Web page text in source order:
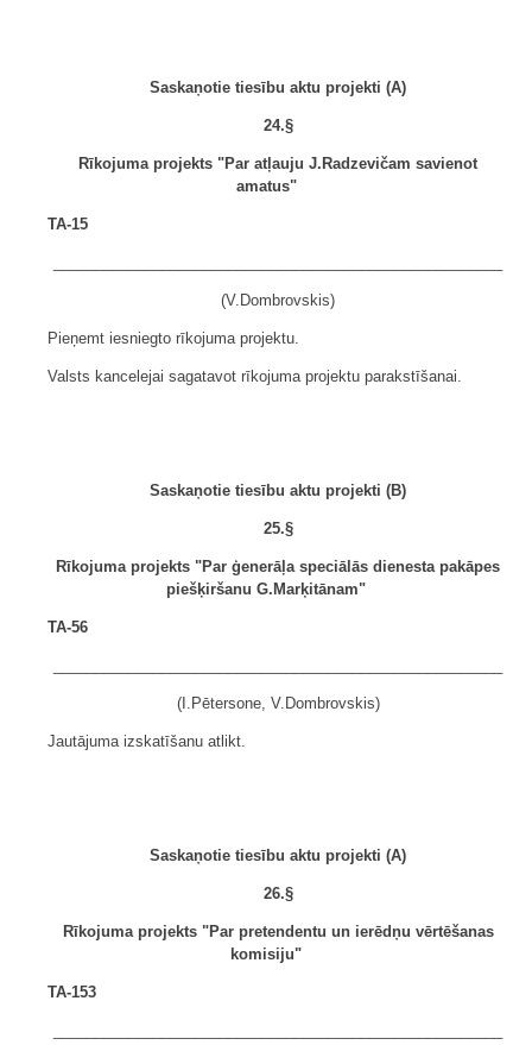
Saskaņotie tiesību aktu projekti (A)
24.§
Rīkojuma projekts "Par atļauju J.Radzevičam savienot
amatus"
TA-15
(V.Dombrovskis)
Pieņemt iesniegto rīkojuma projektu.
Valsts kancelejai sagatavot rīkojuma projektu parakstīšanai.
Saskaņotie tiesību aktu projekti (B)
25.§
Rīkojuma projekts "Par ģenerāļa speciālās dienesta pakāpes
piešķiršanu G.Marķitānam"
TA-56
(I.Pētersone, V.Dombrovskis)
Jautājuma izskatīšanu atlikt.
Saskaņotie tiesību aktu projekti (A)
26.§
Rīkojuma projekts "Par pretendentu un ierēdņu vērtēšanas
komisiju"
TA-153